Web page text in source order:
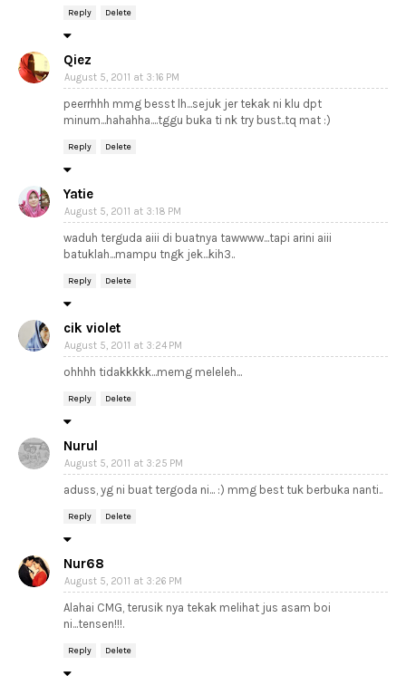
Reply Delete
Qiez
August 5, 2011 at 3:16 PM
peerrhhh mmg besst lh...sejuk jer tekak ni klu dpt
minum...hahahha....tggu buka ti nk try bust..tq mat :)
Reply Delete
Yatie
August 5, 2011 at 3:18 PM
waduh terguda aiii di buatnya tawwww...tapi arini aiii
batuklah...mampu tngk jek...kih3..
Reply Delete
cik violet
August 5, 2011 at 3:24 PM
ohhhh tidakkkkk...memg meleleh...
Reply Delete
Nurul
August 5, 2011 at 3:25 PM
aduss, yg ni buat tergoda ni... :) mmg best tuk berbuka nanti..
Reply Delete
Nur68
August 5, 2011 at 3:26 PM
Alahai CMG, terusik nya tekak melihat jus asam boi
ni...tensen!!!.
Reply Delete